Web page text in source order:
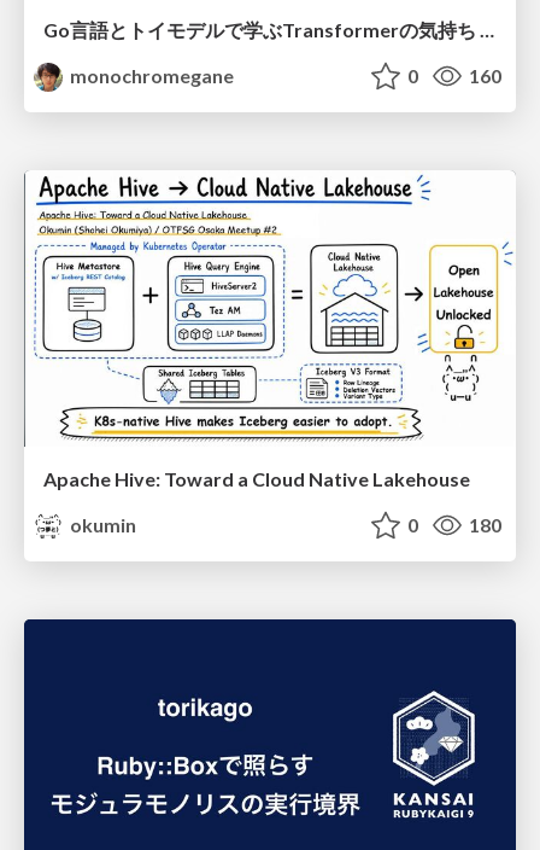
Go言語とトイモデルで学ぶTransformerの気持ち / fukuokago23-transformer
monochromegane
0 160
Apache Hive: Toward a Cloud Native Lakehouse
okumin
0 180